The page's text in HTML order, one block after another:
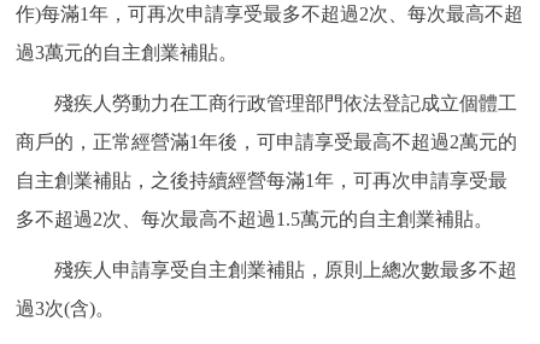
作)每滿1年，可再次申請享受最多不超過2次、每次最高不超
過3萬元的自主創業補貼。
殘疾人勞動力在工商行政管理部門依法登記成立個體工
商戶的，正常經營滿1年後，可申請享受最高不超過2萬元的
自主創業補貼，之後持續經營每滿1年，可再次申請享受最
多不超過2次、每次最高不超過1.5萬元的自主創業補貼。
殘疾人申請享受自主創業補貼，原則上總次數最多不超
過3次(含)。